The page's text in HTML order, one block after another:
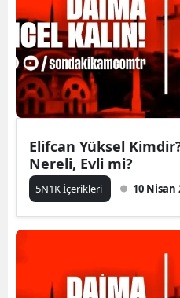
Elifcan Yüksel
Nereli, Evli mi?
5N1K İçerikleri 10 Nisan